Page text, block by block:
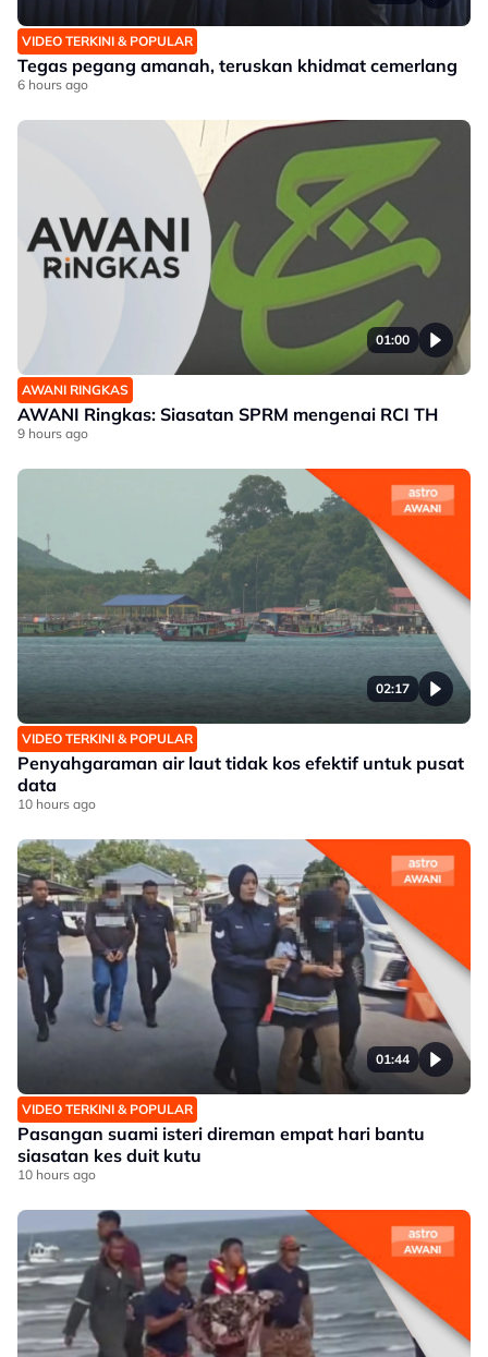
VIDEO TERKINI & POPULAR
Tegas pegang amanah, teruskan khidmat cemerlang
6 hours ago
01:00
AWANI RINGKAS
AWANI Ringkas: Siasatan SPRM mengenai RCI TH
9 hours ago
02:17
VIDEO TERKINI & POPULAR
Penyahgaraman air laut tidak kos efektif untuk pusat
data
10 hours ago
01:44
VIDEO TERKINI & POPULAR
Pasangan suami isteri direman empat hari bantu
siasatan kes duit kutu
10 hours ago